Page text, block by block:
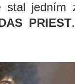
jedním
PRIEST